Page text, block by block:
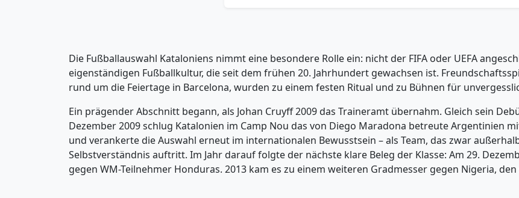
Die Fußballauswahl Kataloniens nimmt eine besondere Rolle ein: nicht der FIFA oder UEFA
eigenständigen Fußballkultur, die seit dem frühen 20. Jahrhundert gewachsen ist.
rund um die Feiertage in Barcelona, wurden zu einem festen Ritual und zu Bühnen für
Ein prägender Abschnitt begann, als Johan Cruyff 2009 das Traineramt übernahm. Gleich sein
Dezember 2009 schlug Katalonien im Camp Nou das von Diego Maradona betreute Argentinien
und verankerte die Auswahl erneut im internationalen Bewusstsein – als Team, das zwar
Selbstverständnis auftritt. Im Jahr darauf folgte der nächste klare Beleg der Klasse: Am 29.
gegen WM-Teilnehmer Honduras. 2013 kam es zu einem weiteren Gradmesser gegen Nigeria,